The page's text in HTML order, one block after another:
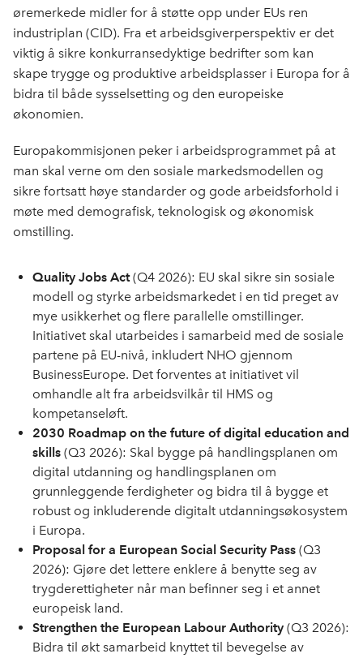
øremerkede midler for å støtte opp under EUs ren
industriplan (CID). Fra et arbeidsgiverperspektiv er det
viktig å sikre konkurransedyktige bedrifter som kan
skape trygge og produktive arbeidsplasser i Europa for å
bidra til både sysselsetting og den europeiske
økonomien.
Europakommisjonen peker i arbeidsprogrammet på at
man skal verne om den sosiale markedsmodellen og
sikre fortsatt høye standarder og gode arbeidsforhold i
møte med demografisk, teknologisk og økonomisk
omstilling.
Quality Jobs Act(Q4 2026): EU skal sikre sin sosiale
modell og styrke arbeidsmarkedet i en tid preget av
mye usikkerhet og flere parallelle omstillinger.
Initiativet skal utarbeides i samarbeid med de sosiale
partene på EU-nivå, inkludert NHO gjennom
BusinessEurope. Det forventes at initiativet vil
omhandle alt fra arbeidsvilkår til HMS og
kompetanseløft.
2030 Roadmap on the future of digital education and
skills (Q3 2026): Skal bygge på handlingsplanen om
digital utdanning og handlingsplanen om
grunnleggende ferdigheter og bidra til å bygge et
robust og inkluderende digitalt utdanningsøkosystem
i Europa.
Proposal for a European Social Security Pass (Q3
2026): Gjøre det lettere enklere å benytte seg av
trygderettigheter når man befinner seg i et annet
europeisk land.
Strengthen the European Labour Authority (Q3 2026):
Bidra til økt samarbeid knyttet til bevegelse av